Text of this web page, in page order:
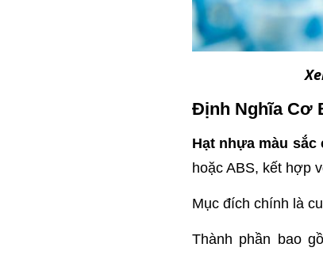
Định Nghĩa Cơ
Hạt nhựa màu sắc
hoặc ABS, kết hợp
Mục đích chính là
Thành phần bao